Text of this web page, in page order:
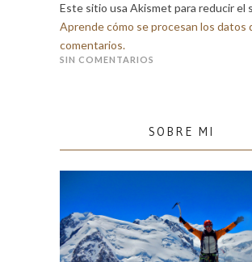
Este sitio usa Akismet para reducir el
Aprende cómo se procesan los datos
comentarios.
SIN COMENTARIOS
SOBRE MI